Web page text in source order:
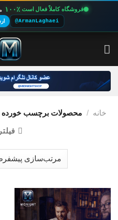
فروشگاه کاملاً فعال است ۱۰۰٪
@ArmanLaghaei
خانه / محصولات برچسب خورده
فیلتر